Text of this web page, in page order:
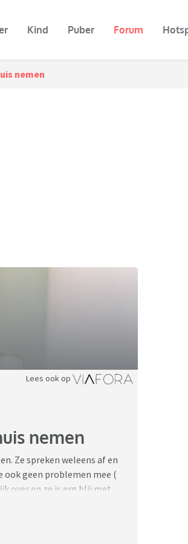
Kind Puber Forum
nemen
Lees ook op
nemen
Ze spreken weleens af en
ook geen problemen mee (
over en ze is erg blij met
Aantal maanden terug
( kwam net uit een